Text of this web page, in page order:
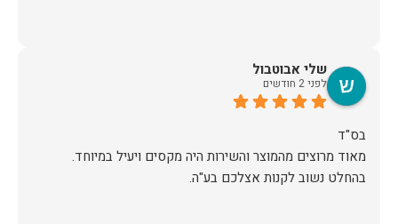
שלי אבוטבול
לפני 2 חודשים
מאוד מרוצים מהמוצר והשירות היה מקסים ויעיל במיוחד.
בהחלט נשוב לקנות אצלכם בע"ה.